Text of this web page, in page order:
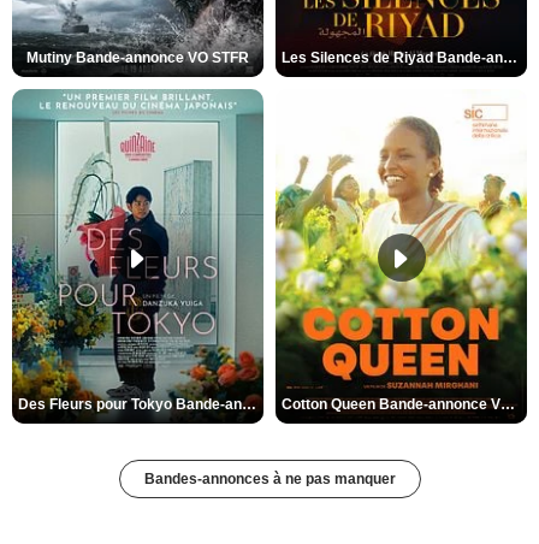
Mutiny Bande-annonce VO STFR Les Silences de Riyad Bande-annonce VO STFR
Des Fleurs pour Tokyo Bande-annonce VO STFR Cotton Queen Bande-annonce VO STFR
Bandes-annonces à ne pas manquer